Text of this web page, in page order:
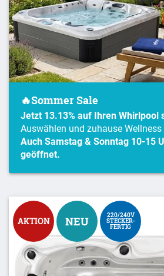
🔥Sommer Sale
Jetzt 13.13% auf Ihren Whirlpool
Auswählen und zuhause Wellness
Auch Samstag & Sonntag 10-15
geöffnet.
AKTION NEU 220/240V
STECKER-
FERTIG